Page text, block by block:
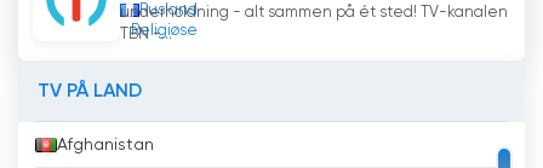
Rusland
Religiøse
underholdning - alt sammen på ét sted! TV-kanalen
TBN -...
TV PÅ LAND
Afghanistan